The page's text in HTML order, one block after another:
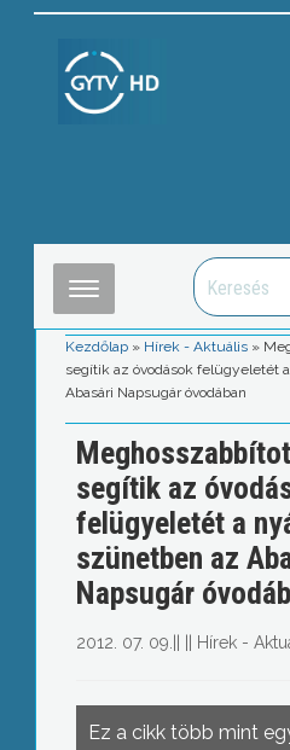
Kezdőlap » Hírek - Aktuális »
segítik az óvodások felügyeletét
Abasári Napsugár óvodában
segítik az
felügyeletét a
szünetben az
Napsugár
2012. 07. 09. Hírek -
Ez a cikk több mint